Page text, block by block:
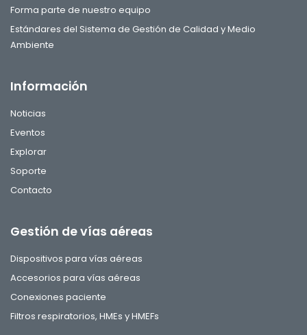
Forma parte de nuestro equipo
Estándares del Sistema de Gestión de Calidad y Medio
Ambiente
Información
Noticias
Eventos
Explorar
Soporte
Contacto
Gestión de vías aéreas
Dispositivos para vías aéreas
Accesorios para vías aéreas
Conexiones paciente
Filtros respiratorios, HMEs y HMEFs